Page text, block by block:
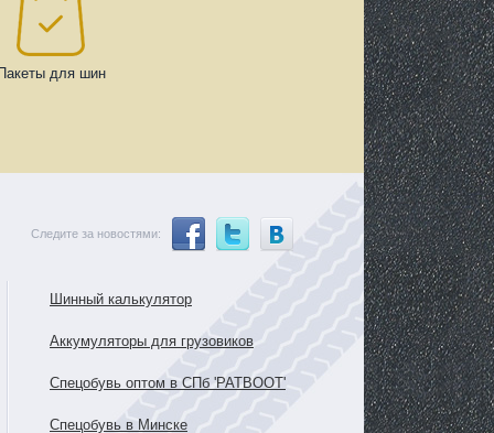
для шин
Следите за новостями:
Шинный калькулятор
Аккумуляторы для грузовиков
Спецобувь оптом в СПб 'PATBOOT'
Спецобувь в Минске